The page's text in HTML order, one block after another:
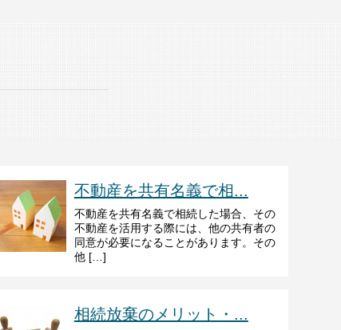
不動産を共有名義で相...
不動産を共有名義で相続した場合、その
不動産を活用する際には、他の共有者の
同意が必要になることがあります。その
他 […]
相続放棄のメリット・...